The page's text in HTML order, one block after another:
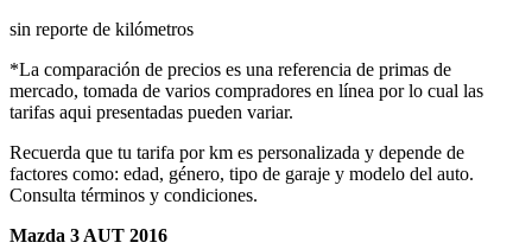
sin reporte de kilómetros
*La comparación de precios es una referencia de primas de
mercado, tomada de varios compradores en línea por lo cual las
tarifas aqui presentadas pueden variar.
Recuerda que tu tarifa por km es personalizada y depende de
factores como: edad, género, tipo de garaje y modelo del auto.
Consulta términos y condiciones.
Mazda 3 AUT 2016